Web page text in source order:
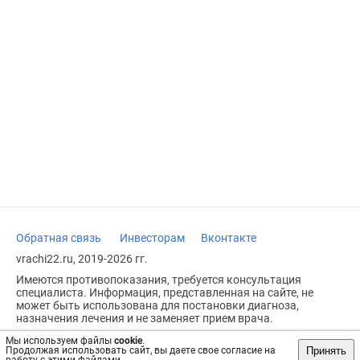
Мы используем файлы cookie.
Продолжая использовать сайт, вы даете свое согласие на
Принять
Обратная связь Инвесторам
Вконтакте
vrachi22.ru, 2019-2026 гг.
Имеются противопоказания, требуется консультация
специалиста. Информация, представленная на сайте, не
может быть использована для постановки диагноза,
назначения лечения и не заменяет прием врача.
Возрастное ограничение: 18+